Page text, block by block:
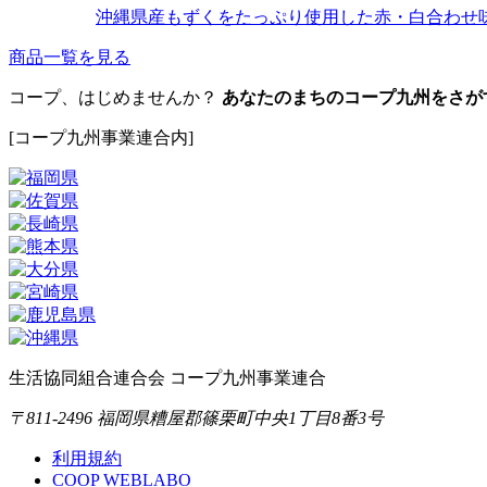
沖縄県産もずくをたっぷり使用した赤・白合わせ
商品一覧を見る
コープ、はじめませんか？ あなたのまちのコープ九州をさが
[コープ九州事業連合内]
生活協同組合連合会 コープ九州事業連合
〒811-2496 福岡県糟屋郡篠栗町中央1丁目8番3号
利用規約
COOP WEBLABO